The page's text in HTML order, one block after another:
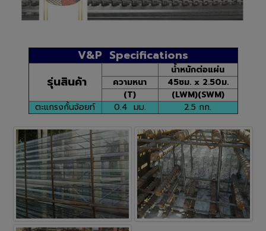
V&P Specifications
รุ่นสินค้า
น้ำหนักต่อแผ่น
ความหนา
45ซม. x 2.50ม.
(T)
(LWM)(SWM)
ตะแกรงกั้นจ้อยท์
0.4 มม. 2.5 กก.